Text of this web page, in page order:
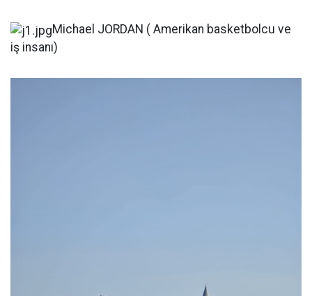
Michael JORDAN ( Amerikan basketbolcu ve
iş insanı)